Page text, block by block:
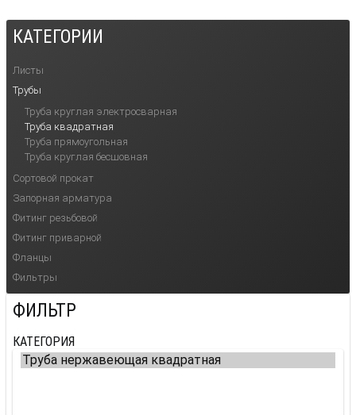
КАТЕГОРИИ
Листы
Трубы
Труба круглая электросварная
Труба квадратная
Труба прямоугольная
Труба круглая бесшовная
Сортовой прокат
Запорная арматура
Фитинг резьбовой
Фитинг приварной
Фланцы
Фильтры
ФИЛЬТР
КАТЕГОРИЯ